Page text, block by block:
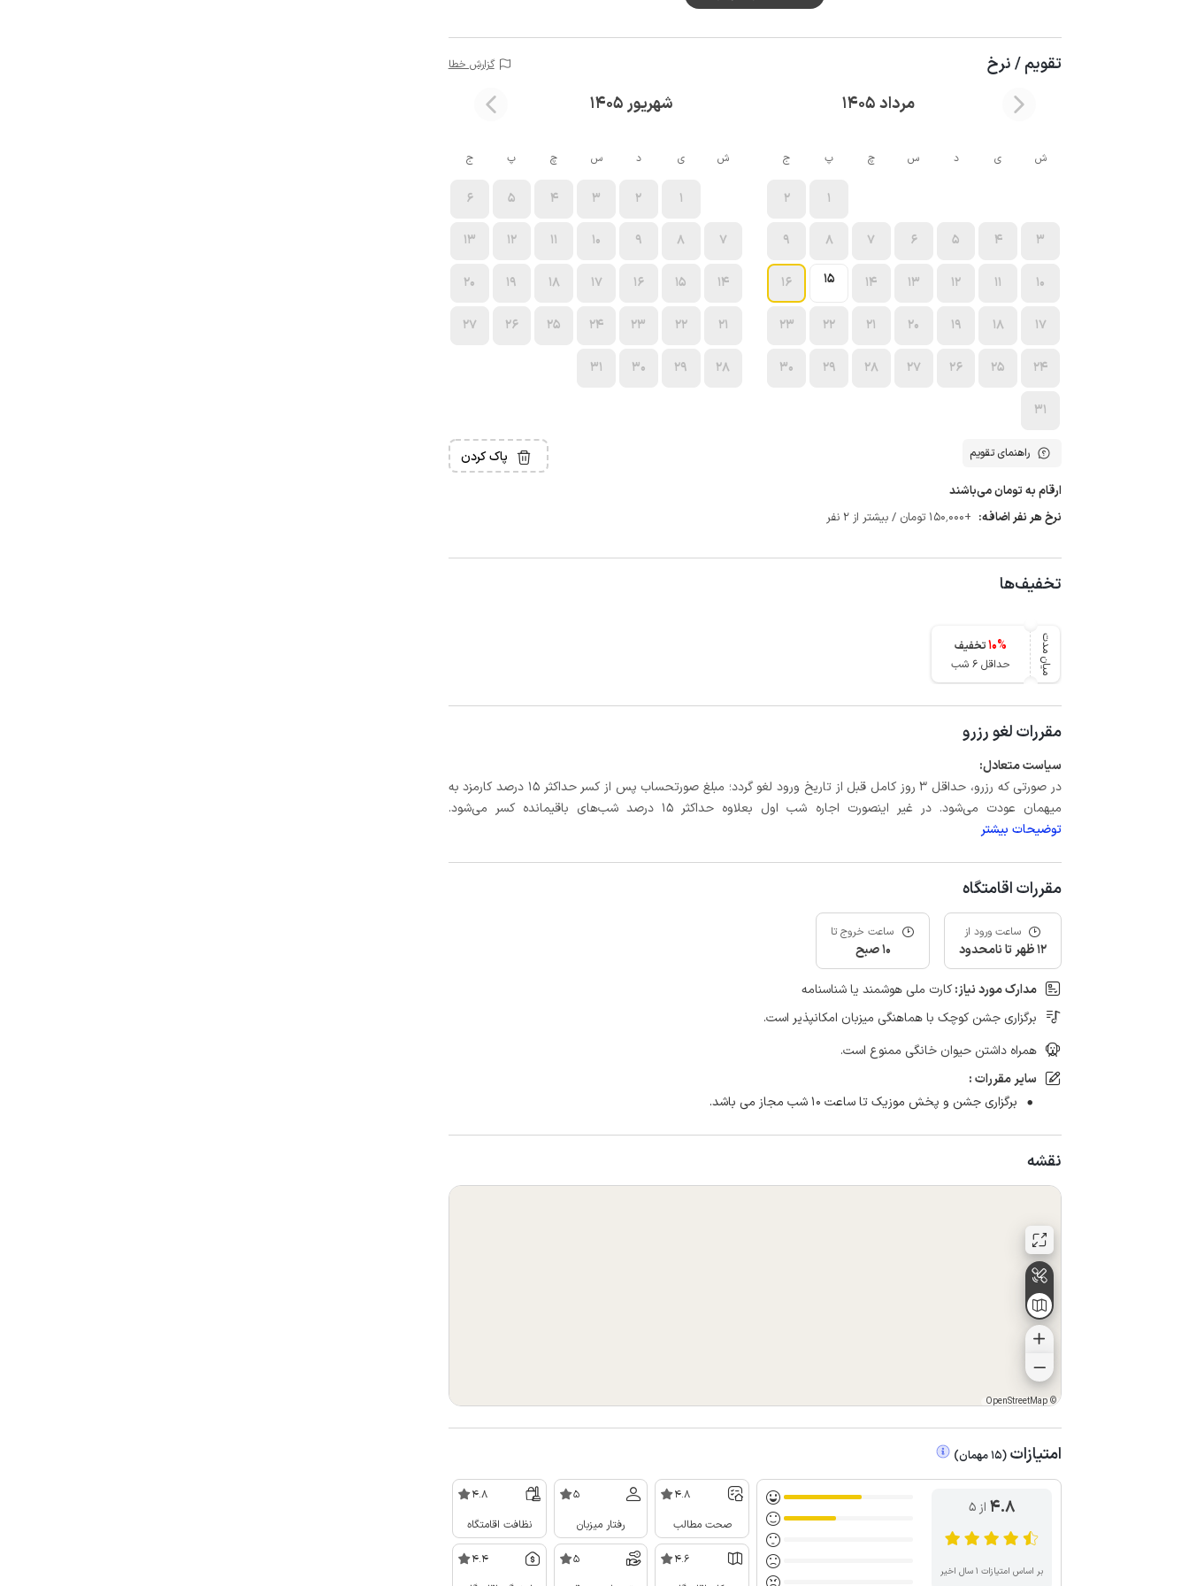
تقویم / نرخ گزارش خطا
مرداد 1405 شهریور 1405
ش ی د س چ پ ج
1
2
3
4
5
6
7
8
9
10
11
12
13
14
15
16
17
18
19
20
21
22
23
24
25
26
27
28
29
30
31
ش ی د س چ پ ج
1
2
3
4
5
6
7
8
9
10
11
12
13
14
15
16
17
18
19
20
21
22
23
24
25
26
27
28
29
30
31
راهنمای تقویم پاک کردن
ارقام به تومان می‌باشند
نرخ هر نفر اضافه: +150٬000 تومان / بیشتر از 2 نفر
تخفیف‌ها
میان مدت 10%
تخفیف
حداقل 6 شب
مقررات لغو رزرو
سیاست متعادل:
در صورتی که رزرو، حداقل 3 روز کامل قبل از تاریخ ورود لغو گردد؛ مبلغ صورتحساب پس از کسر حداکثر 15 درصد کارمزد به
میهمان عودت می‌شود. در غیر اینصورت اجاره شب اول بعلاوه حداکثر 15 درصد شب‌های باقیمانده کسر می‌شود.
توضیحات بیشتر
مقررات اقامتگاه
ساعت ورود از
12 ظهر تا نامحدود
ساعت خروج تا
10 صبح
مدارک مورد نیاز:کارت ملی هوشمند یا شناسنامه
برگزاری جشن کوچک با هماهنگی میزبان امکانپذیر است.
همراه داشتن حیوان خانگی ممنوع است.
سایر مقررات :
برگزاری جشن و پخش موزیک تا ساعت ۱۰ شب مجاز می باشد.
نقشه
©
OpenStreetMap
امتیازات (
15 مهمان)
4.8 از ۵
بر اساس امتیازات ۱ سال اخیر
4.8
صحت مطالب
5
رفتار میزبان
4.8
نظافت اقامتگاه
4.6
5
4.4